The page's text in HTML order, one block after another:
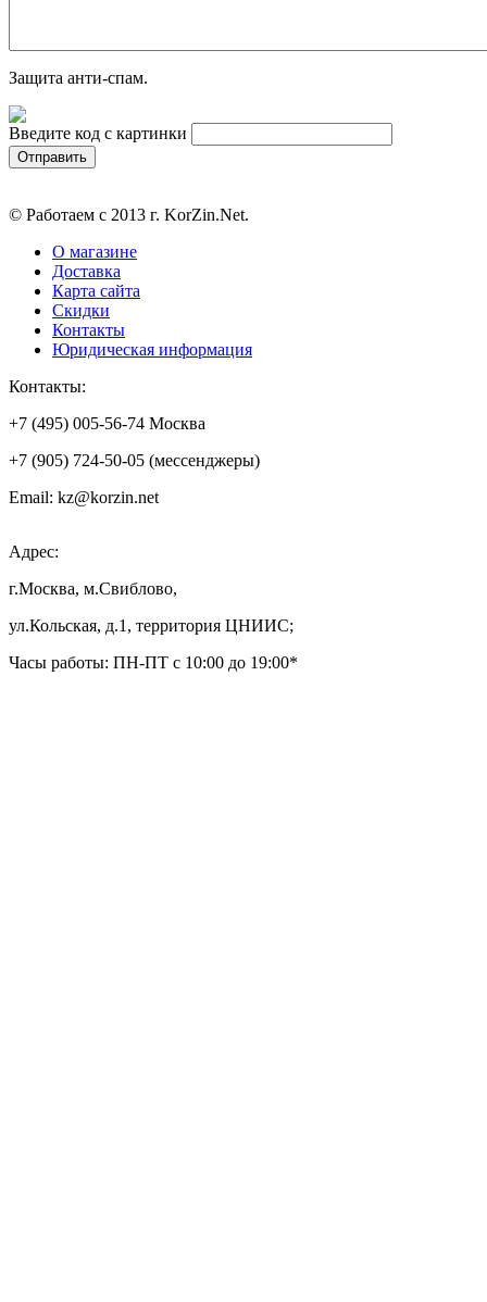
Защита анти-спам.
Введите код с картинки
© Работаем с 2013 г. KorZin.Net.
О магазине
Доставка
Карта сайта
Скидки
Контакты
Юридическая информация
Контакты:
+7 (495) 005-56-74 Москва
+7 (905) 724-50-05 (мессенджеры)
Email: kz@korzin.net
Адрес:
г.Москва, м.Свиблово,
ул.Кольская, д.1, территория ЦНИИС;
Часы работы: ПН-ПТ с 10:00 до 19:00*